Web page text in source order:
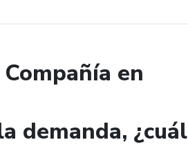
en
demanda, ¿cuál